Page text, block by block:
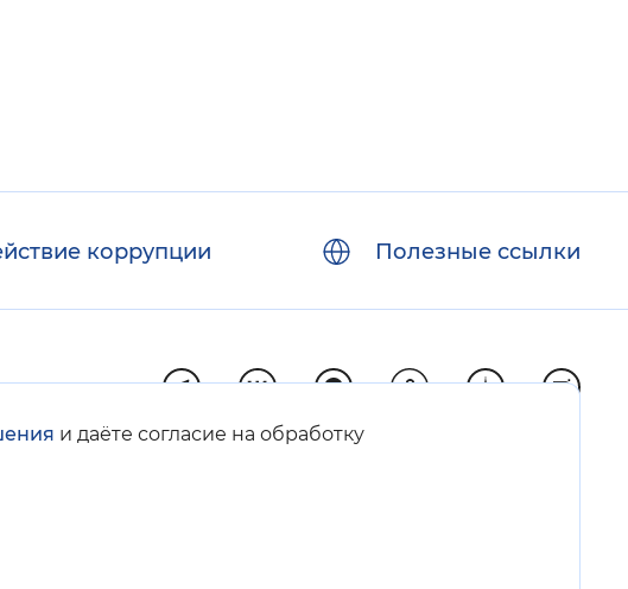
и даёте согласие на обработку
коррупции Полезные ссылки